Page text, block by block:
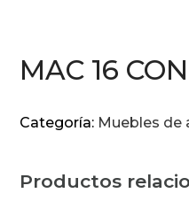
MAC 16
Categoría: Muebles de
Productos